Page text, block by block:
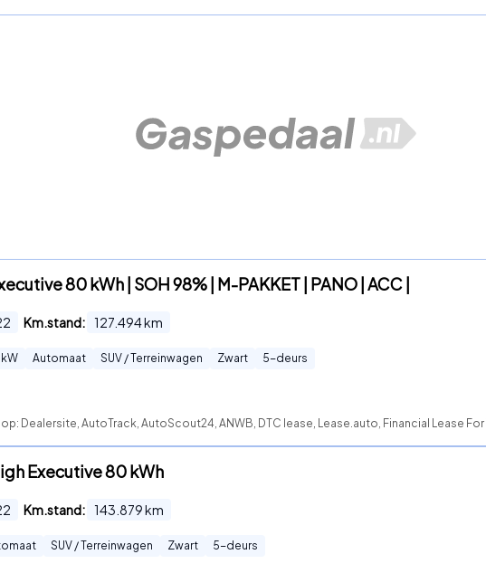
80 kWh | SOH 98% | M-PAKKET | PANO | ACC |
Km.stand: 127.494km
kW Automaat SUV / Terreinwagen Zwart 5-deurs
Dealersite, AutoTrack, AutoScout24, ANWB, DTC lease, Lease.auto, Financial Lease For
Executive 80 kWh
Km.stand: 143.879km
SUV / Terreinwagen Zwart 5-deurs